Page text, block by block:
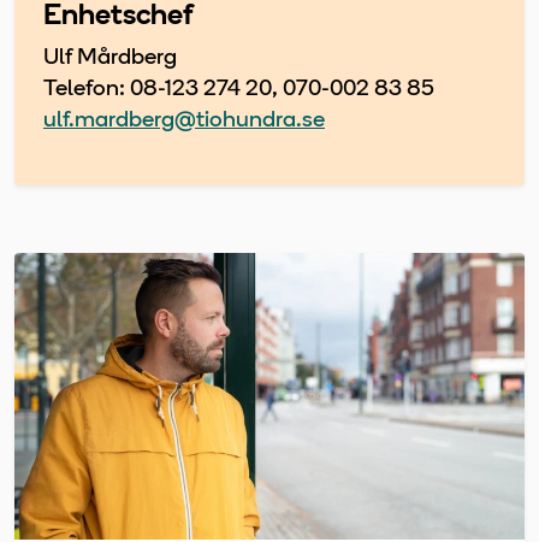
Enhetschef
Ulf Mårdberg
Telefon: 08-123 274 20, 070-002 83 85
ulf.mardberg@tiohundra.se